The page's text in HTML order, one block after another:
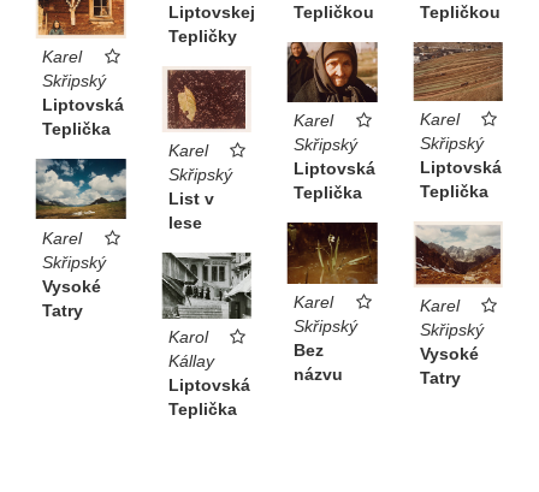
Liptovskej
Tepličky
Tepličkou
Tepličkou
Karel
Skřipský
Liptovská
Teplička
Karel
Skřipský
Liptovská
Teplička
Karel
Skřipský
Liptovská
Teplička
Karel
Skřipský
List v
lese
Karel
Skřipský
Vysoké
Tatry
Karel
Skřipský
Vysoké
Tatry
Karel
Skřipský
Bez
názvu
Karol
Kállay
Liptovská
Teplička